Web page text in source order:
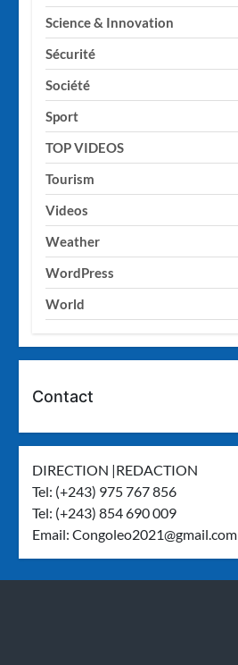
Science & Innovation
Sécurité
Société
Sport
TOP VIDEOS
Tourism
Videos
Weather
WordPress
World
Contact
DIRECTION |REDACTION
Tel: (+243) 975 767 856
Tel: (+243) 854 690 009
Email:Congoleo2021@gmail.com